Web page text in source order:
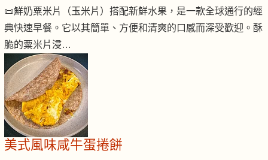
📜鮮奶粟米片（玉米片）搭配新鮮水果，是一款全球通行的經
典快速早餐。它以其簡單、方便和清爽的口感而深受歡迎。酥
脆的粟米片浸…
美式風味咸牛蛋捲餅